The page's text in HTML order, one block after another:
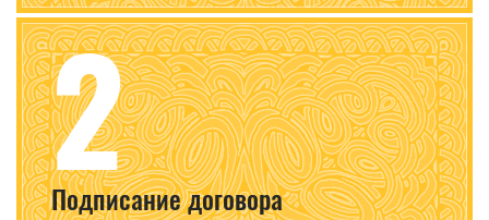
2
Подписание договора